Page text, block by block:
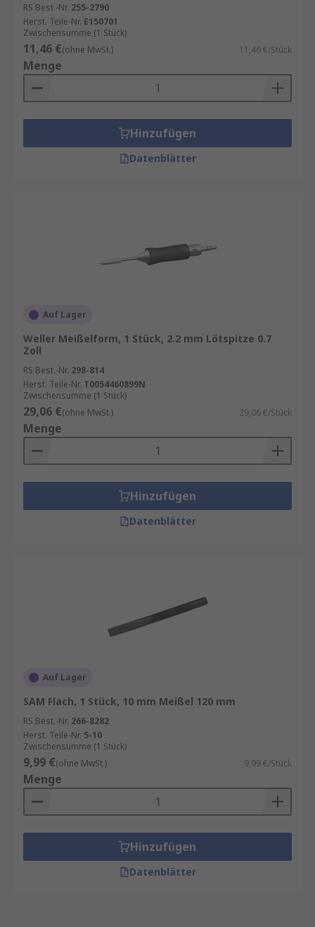
RS Best.-Nr. 255-2790
Herst. Teile-Nr. E150701
Zwischensumme (1 Stück)
11,46 €(ohne MwSt.) 11,46 €/Stück
Menge
Hinzufügen
Datenblätter
Auf Lager
Weller Meißelform, 1 Stück, 2.2 mm Lötspitze 0.7
Zoll
RS Best.-Nr. 298-814
Herst. Teile-Nr. T0054460899N
Zwischensumme (1 Stück)
29,06 €(ohne MwSt.) 29,06 €/Stück
Menge
Hinzufügen
Datenblätter
Auf Lager
SAM Flach, 1 Stück, 10 mm Meißel 120 mm
RS Best.-Nr. 266-8282
Herst. Teile-Nr. 5-10
Zwischensumme (1 Stück)
9,99 €(ohne MwSt.) 9,99 €/Stück
Menge
Hinzufügen
Datenblätter